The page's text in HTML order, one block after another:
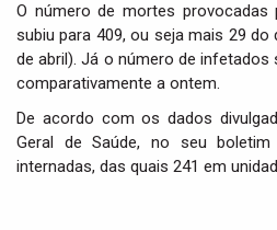
O número de mortes provocadas
subiu para 409, ou seja mais 29
de abril). Já o número de infetados
comparativamente a ontem.
De acordo com os dados
Geral de Saúde, no seu
internadas, das quais 241 em